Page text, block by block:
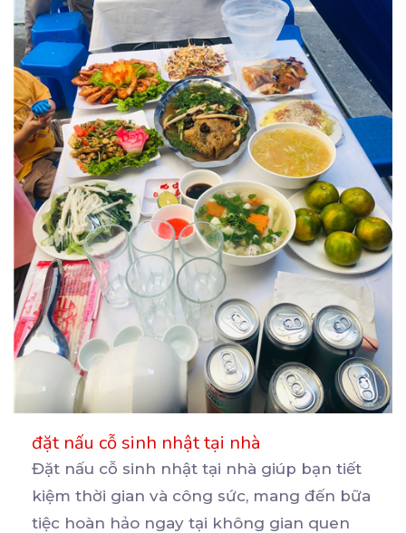
đặt nấu cỗ sinh nhật tại nhà
Đặt nấu cỗ sinh nhật tại nhà giúp bạn tiết
kiệm thời gian và công sức, mang đến bữa
tiệc hoàn hảo ngay tại không gian quen